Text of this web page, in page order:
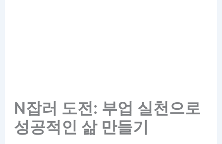
N잡러 도전: 부업 실천으로
성공적인 삶 만들기